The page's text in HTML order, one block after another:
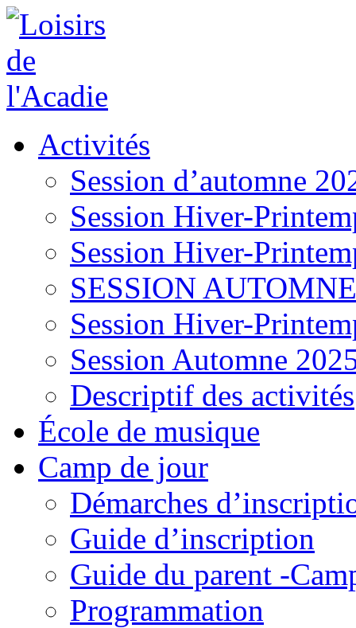
Activités
Session d’automne
Session Hiver-
Session Hiver-
SESSION
Session Hiver-
Session Automne
Descriptif des activités
École de musique
Camp de jour
Démarches
Guide d’inscription
Guide du parent -
Programmation